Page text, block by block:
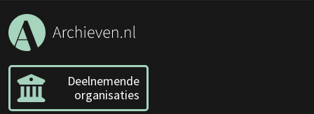
Deelnemende
organisaties